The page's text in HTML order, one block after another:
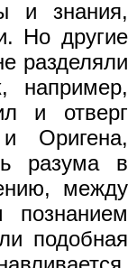
и знания,
Но другие
разделяли
например,
и отверг
и Оригена,
разума в
между
познанием
подобная